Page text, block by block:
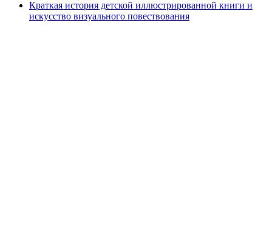
Краткая история детской иллюстрированной книги и
искусство визуального повествования